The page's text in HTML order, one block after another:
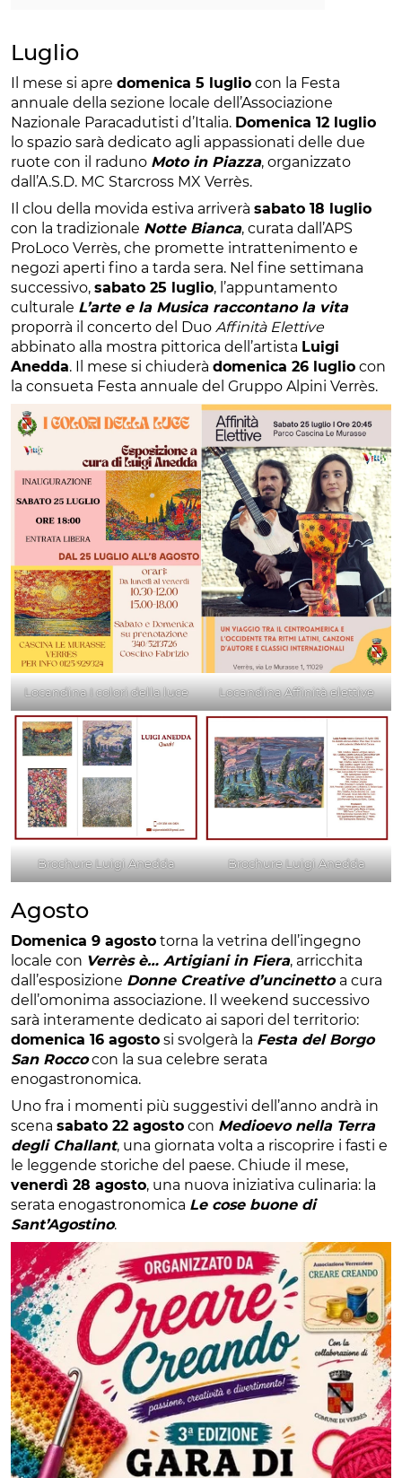
Luglio
Il mese si apre domenica 5 luglio con la Festa
annuale della sezione locale dell’Associazione
Nazionale Paracadutisti d’Italia. Domenica 12 luglio
lo spazio sarà dedicato agli appassionati delle due
ruote con il raduno Moto in Piazza, organizzato
dall’A.S.D. MC Starcross MX Verrès.
Il clou della movida estiva arriverà sabato 18 luglio
con la tradizionale Notte Bianca, curata dall’APS
ProLoco Verrès, che promette intrattenimento e
negozi aperti fino a tarda sera. Nel fine settimana
successivo, sabato 25 luglio, l’appuntamento
culturale L’arte e la Musica raccontano la vita
proporrà il concerto del Duo Affinità Elettive
abbinato alla mostra pittorica dell’artista Luigi
Anedda. Il mese si chiuderà domenica 26 luglio con
la consueta Festa annuale del Gruppo Alpini Verrès.
Locandina I colori della luce Locandina Affinità elettive
Brochure Luigi Anedda Brochure Luigi Anedda
Agosto
Domenica 9 agosto torna la vetrina dell’ingegno
locale con Verrès è… Artigiani in Fiera, arricchita
dall’esposizione Donne Creative d’uncinetto a cura
dell’omonima associazione. Il weekend successivo
sarà interamente dedicato ai sapori del territorio:
domenica 16 agosto si svolgerà la Festa del Borgo
San Roccocon la sua celebre serata
enogastronomica.
Uno fra i momenti più suggestivi dell’anno andrà in
scena sabato 22 agosto con Medioevo nella Terra
degli Challant, una giornata volta a riscoprire i fasti e
le leggende storiche del paese. Chiude il mese,
venerdì 28 agosto, una nuova iniziativa culinaria: la
serata enogastronomica Le cose buone di
Sant’Agostino.